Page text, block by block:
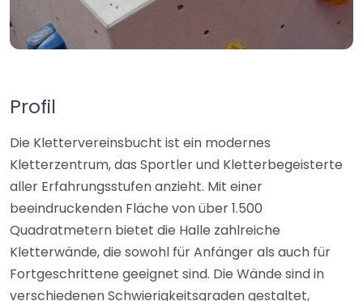
Profil
Die Klettervereinsbucht ist ein modernes
Kletterzentrum, das Sportler und Kletterbegeisterte
aller Erfahrungsstufen anzieht. Mit einer
beeindruckenden Fläche von über 1.500
Quadratmetern bietet die Halle zahlreiche
Kletterwände, die sowohl für Anfänger als auch für
Fortgeschrittene geeignet sind. Die Wände sind in
verschiedenen Schwierigkeitsgraden gestaltet,